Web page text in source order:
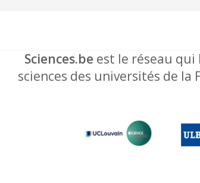
Sciences.be est le réseau qui
sciences des universités de la